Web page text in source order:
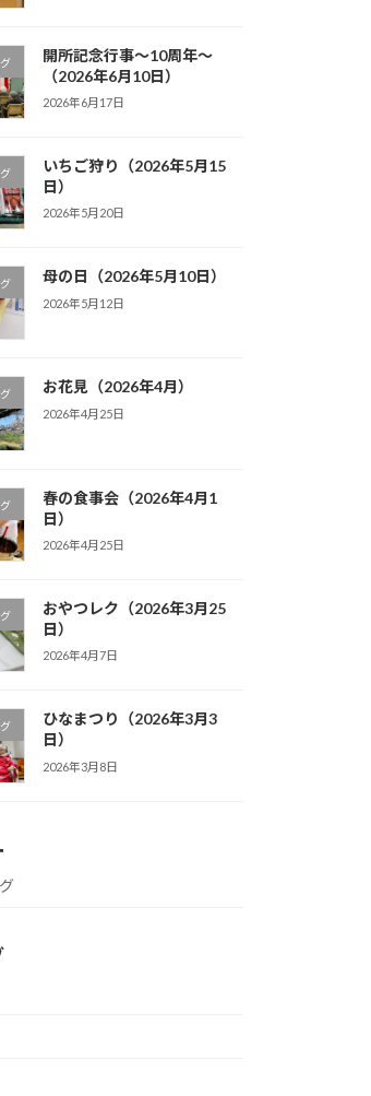
開所記念行事～10周年～
（2026年6月10日）
2026年6月17日
いちご狩り（2026年5月15
日）
2026年5月20日
母の日（2026年5月10日）
2026年5月12日
お花見（2026年4月）
2026年4月25日
春の食事会（2026年4月1
日）
2026年4月25日
おやつレク（2026年3月25
日）
2026年4月7日
ひなまつり（2026年3月3
日）
2026年3月8日